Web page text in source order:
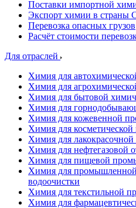
Поставки импортной
Экспорт химии в страны
Перевозка опасных грузов
Расчёт стоимости
Для отраслей
Химия для
Химия для
Химия для бытовой
Химия для
Химия для кожевенной
Химия для
Химия для
Химия для нефтегазовой
Химия для пищевой
Химия для
водоочистки
Химия для текстильной
Химия для